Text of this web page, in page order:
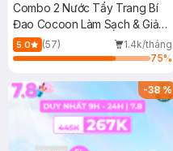
Combo 2 Nước Tẩy Trang Bí
Đao Cocoon Làm Sạch & Giảm
Dầu 500ml
5.0 (57)
1.4k/tháng
75%
-38%